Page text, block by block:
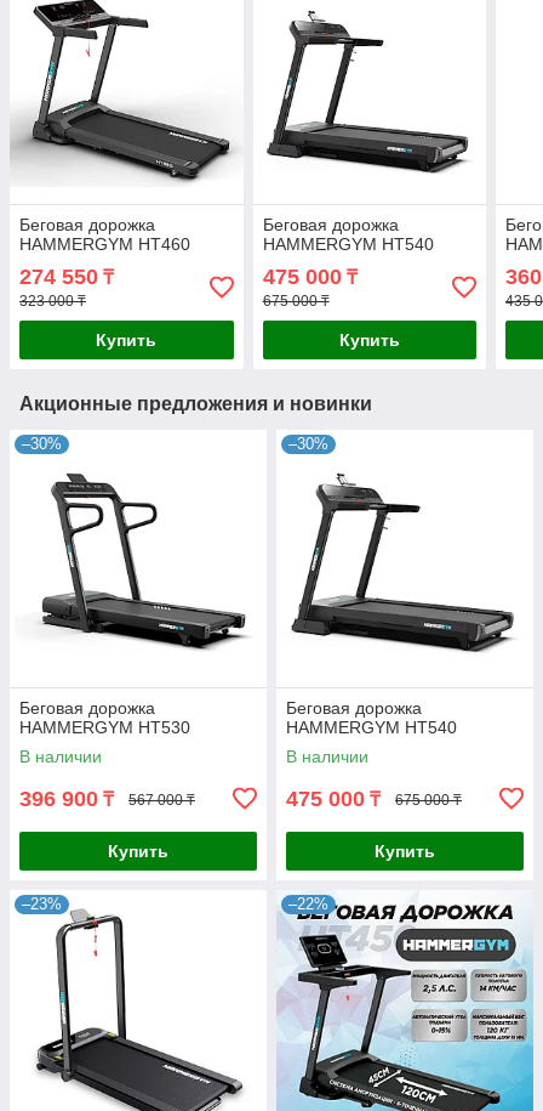
Беговая дорожка
HAMMERGYM HT460
274 550 ₸
323 000 ₸
Купить
Беговая дорожка
HAMMERGYM HT540
475 000₸
675 000 ₸
Купить
435
Акционные предложения и новинки
–30%
Беговая дорожка
HAMMERGYM HT530
В наличии
396 900 ₸ 567 000 ₸
Купить
–30%
Беговая дорожка
HAMMERGYM HT540
В наличии
475 000 ₸ 675 000 ₸
Купить
–23% –22%